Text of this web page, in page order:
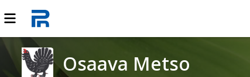
Osaava Metso